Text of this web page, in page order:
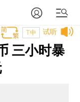
试听
T中
三小时暴